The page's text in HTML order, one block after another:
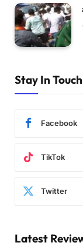
Stay In Touch
Facebook
TikTok
Twitter
Latest